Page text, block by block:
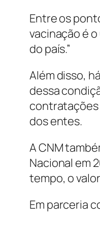
Entre os
vacinação é
do país.”
Além disso,
dessa
contratações
dos entes.
A CNM
Nacional em
tempo, o
Em parceria